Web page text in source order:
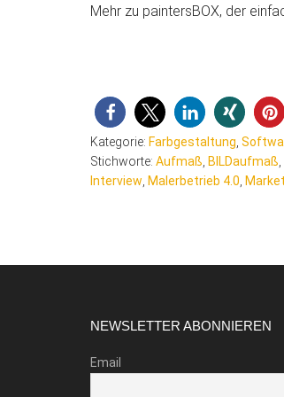
Mehr zu paintersBOX, der
Kategorie: Farbgestaltung
Stichworte: Aufmaß BILDaufmaß
Interview Malerbetrieb 4.0
NEWSLETTER ABONNIEREN
Email